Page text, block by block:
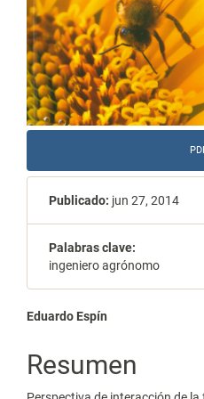
Publicado: jun 27, 2014
Palabras clave:
ingeniero agrónomo
Contenido
principal
del
Eduardo Espín
Resumen